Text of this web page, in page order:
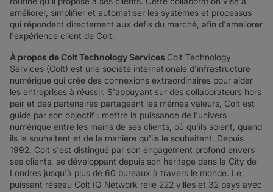
améliorer, simplifier et automatiser les systèmes et processus
qui répondent directement aux défis du marché, afin d'améliorer
l'expérience client de Colt.
À propos de Colt Technology Services Colt Technology
Services (Colt) est une société internationale d'infrastructure
numérique qui crée des connexions extraordinaires pour aider
les entreprises à réussir. S'appuyant sur des collaborateurs hors
pair et des partenaires partageant les mêmes valeurs, Colt est
guidé par son objectif : mettre la puissance de l'univers
numérique entre les mains de ses clients, où qu'ils soient, quand
ils le souhaitent et de la manière qu'ils le souhaitent. Depuis
1992, Colt s'est distingué par son engagement profond envers
ses clients, se développant depuis son héritage dans la City de
Londres jusqu'à plus de 60 bureaux à travers le monde. Le
puissant réseau Colt IQ Network relie 222 villes et 32 pays avec